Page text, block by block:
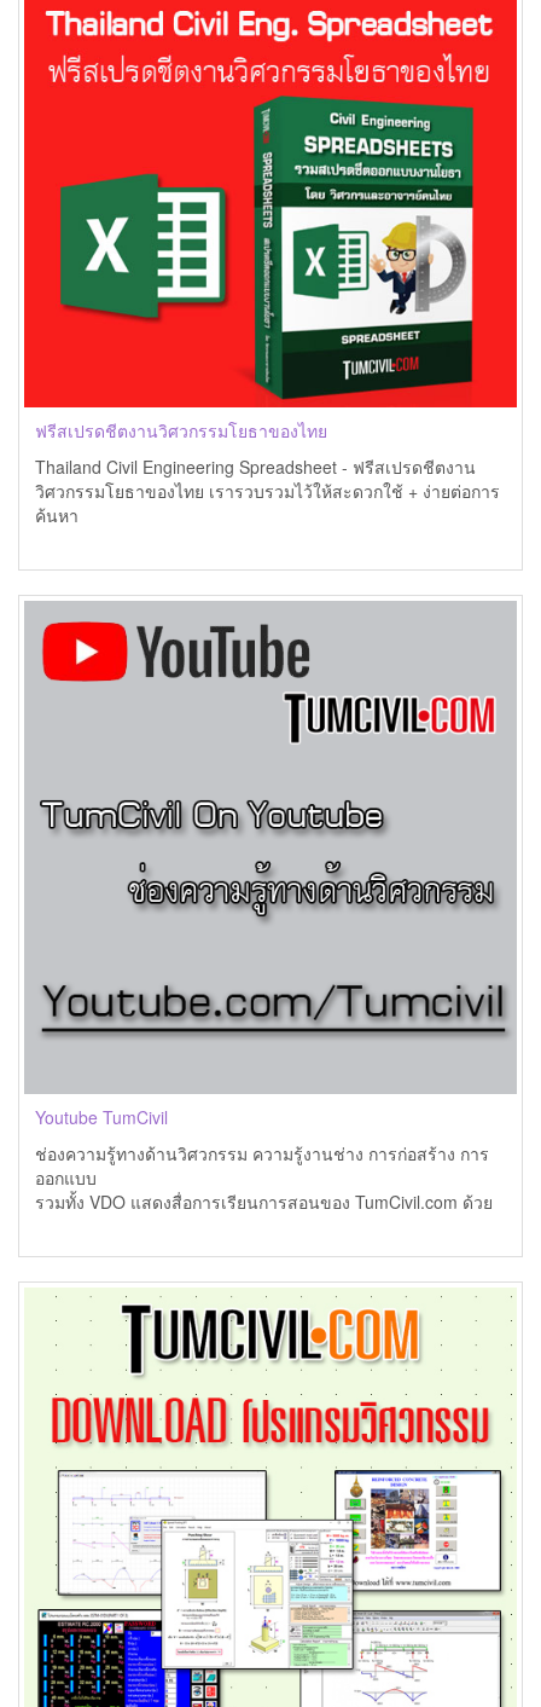
ฟรีสเปรดชีตงานวิศวกรรมโยธาของไทย
Thailand Civil Engineering Spreadsheet - ฟรีสเปรดชีตงาน
วิศวกรรมโยธาของไทย เรารวบรวมไว้ให้สะดวกใช้ + ง่ายต่อการ
ค้นหา
Youtube TumCivil
ช่องความรู้ทางด้านวิศวกรรม ความรู้งานช่าง การก่อสร้าง การ
ออกแบบ
รวมทั้ง VDO แสดงสื่อการเรียนการสอนของ TumCivil.com ด้วย